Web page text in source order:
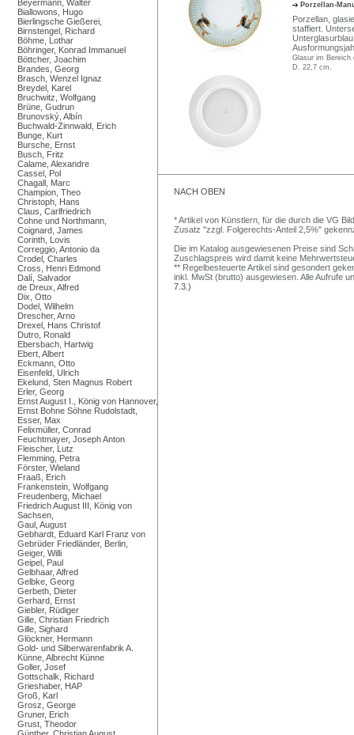
Beyermann, Walter
Biallowons, Hugo
Bierlingsche Gießerei,
Birnstengel, Richard
Böhme, Lothar
Böhringer, Konrad Immanuel
Böttcher, Joachim
Brandes, Georg
Brasch, Wenzel Ignaz
Breydel, Karel
Bruchwitz, Wolfgang
Brüne, Gudrun
Brunovský, Albín
Buchwald-Zinnwald, Erich
Bunge, Kurt
Bursche, Ernst
Busch, Fritz
Calame, Alexandre
Cassel, Pol
Chagall, Marc
Champion, Theo
Christoph, Hans
Claus, Carlfriedrich
Cohne und Northmann,
Coignard, James
Corinth, Lovis
Correggio, Antonio da
Crodel, Charles
Cross, Henri Edmond
Dalí, Salvador
de Dreux, Alfred
Dix, Otto
Dodel, Wilhelm
Drescher, Arno
Drexel, Hans Christof
Dutro, Ronald
Ebersbach, Hartwig
Ebert, Albert
Eckmann, Otto
Eisenfeld, Ulrich
Ekelund, Sten Magnus Robert
Erler, Georg
Ernst August I., König von Hannover,
Ernst Bohne Söhne Rudolstadt,
Esser, Max
Felixmüller, Conrad
Feuchtmayer, Joseph Anton
Fleischer, Lutz
Flemming, Petra
Förster, Wieland
Fraaß, Erich
Frankenstein, Wolfgang
Freudenberg, Michael
Friedrich August III, König von
Sachsen,
Gaul, August
Gebhardt, Eduard Karl Franz von
Gebrüder Friedländer, Berlin,
Geiger, Willi
Geipel, Paul
Gelbhaar, Alfred
Gelbke, Georg
Gerbeth, Dieter
Gerhard, Ernst
Giebler, Rüdiger
Gille, Christian Friedrich
Gille, Sighard
Glöckner, Hermann
Gold- und Silberwarenfabrik A.
Künne, Albrecht Künne
Goller, Josef
Gottschalk, Richard
Grieshaber, HAP
Groß, Karl
Grosz, George
Gruner, Erich
Grust, Theodor
Porzellan-
Porzellan,
staffiert.
Glasur im Bereich
D. 22,7 cm.
NACH OBEN
* Artikel von Künstlern, für die durch die VG
Zusatz "zzgl. Folgerechts-Anteil 2,5%"
Die im Katalog ausgewiesenen Preise sind
Zuschlagspreis wird damit keine
** Regelbesteuerte Artikel sind gesondert
inkl. MwSt (brutto) ausgewiesen. Alle Aufrufe
7.3.)